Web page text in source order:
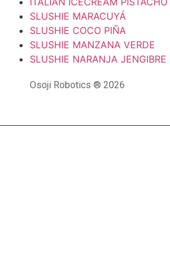
SLUSHIE MARACUYÁ
SLUSHIE COCO PIÑA
SLUSHIE MANZANA VERDE
SLUSHIE NARANJA JENGIBRE
Osoji Robotics ® 2026